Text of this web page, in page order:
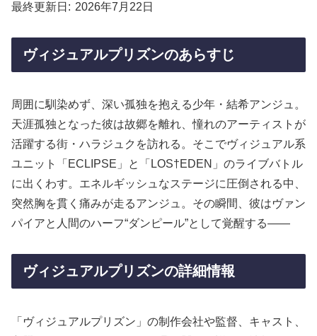
最終更新日 2026年7月22日
ヴィジュアルプリズンのあらすじ
周囲に馴染めず、深い孤独を抱える少年・結希アンジュ。
天涯孤独となった彼は故郷を離れ、憧れのアーティストが
活躍する街・ハラジュクを訪れる。そこでヴィジュアル系
ユニット「ECLIPSE」と「LOS†EDEN」のライブバトル
に出くわす。エネルギッシュなステージに圧倒される中、
突然胸を貫く痛みが走るアンジュ。その瞬間、彼はヴァン
パイアと人間のハーフ“ダンピール”として覚醒する――
ヴィジュアルプリズンの詳細情報
「ヴィジュアルプリズン」の制作会社や監督、キャスト、